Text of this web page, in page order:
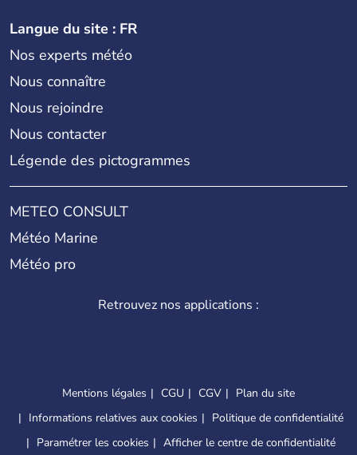
Langue du site : FR
Nos experts météo
Nous connaître
Nous rejoindre
Nous contacter
Légende des pictogrammes
METEO CONSULT
Météo Marine
Météo pro
Retrouvez nos applications :
Mentions légales CGU CGV
Plan du site
Informations relatives aux cookies
Politique de confidentialité
Paramétrer les cookies
Afficher le centre de confidentialité